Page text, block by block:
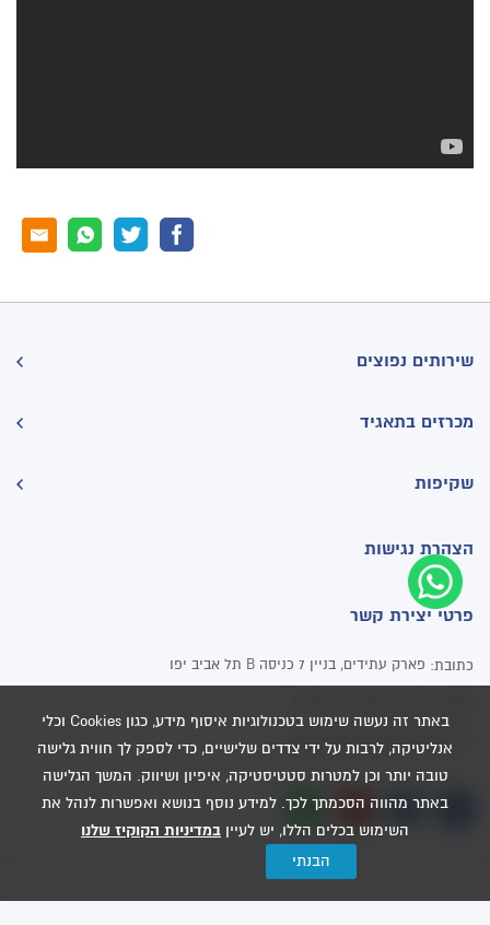
שירותים נפוצים
מכרזים בתאגיד
שקיפות
הצהרת נגישות
פרטי יצירת קשר
כתובת: פארק עתידים, בניין 7 כניסה B תל אביב יפו
pniot@mei-avivim.co.il
Dooble
באתר זה נעשה שימוש בטכנולוגיות איסוף מידע, כגון Cookies וכלי
אנליטיקה, לרבות על ידי צדדים שלישיים, כדי לספק לך חווית גלישה
טובה יותר וכן למטרות סטטיסטיקה, איפיון ושיווק. המשך הגלישה
באתר מהווה הסכמתך לכך. למידע נוסף בנושא ואפשרות לנהל את
השימוש בכלים הללו, יש לעיין במדיניות הקוקיז שלנו
הבנתי